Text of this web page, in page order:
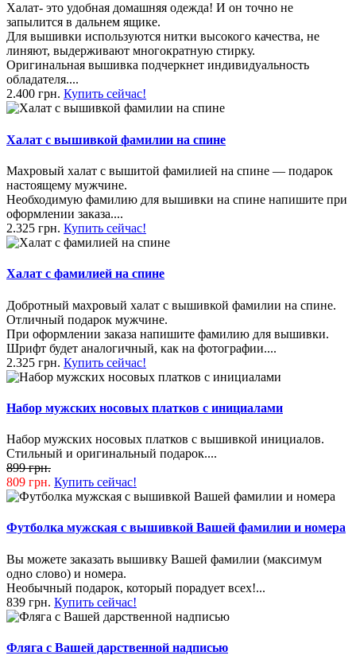
Халат- это удобная домашняя одежда! И он точно не
запылится в дальнем ящике.
Для вышивки используются нитки высокого качества, не
линяют, выдерживают многократную стирку.
Оригинальная вышивка подчеркнет индивидуальность
обладателя....
2.400 грн. Купить сейчас!
Халат с вышивкой фамилии на спине
Махровый халат с вышитой фамилией на спине — подарок
настоящему мужчине.
Необходимую фамилию для вышивки на спине напишите при
оформлении заказа....
2.325 грн. Купить сейчас!
Халат с фамилией на спине
Добротный махровый халат с вышивкой фамилии на спине.
Отличный подарок мужчине.
При оформлении заказа напишите фамилию для вышивки.
Шрифт будет аналогичный, как на фотографии....
2.325 грн. Купить сейчас!
Набор мужских носовых платков с инициалами
Набор мужских носовых платков с вышивкой инициалов.
Стильный и оригинальный подарок....
899 грн.
809 грн. Купить сейчас!
Футболка мужская с вышивкой Вашей фамилии и номера
Вы можете заказать вышивку Вашей фамилии (максимум
одно слово) и номера.
Необычный подарок, который порадует всех!...
839 грн. Купить сейчас!
Фляга с Вашей дарственной надписью